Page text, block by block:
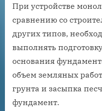
При устройстве
сравнению со
других типов,
выполнять
основания
объем земляных
грунта и засыпка
фундамент.